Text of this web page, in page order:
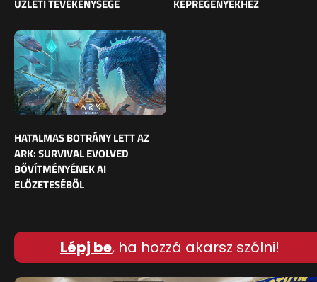
ÜZLETI TEVÉKENYSÉGE
KÉPREGÉNYEKHEZ
HATALMAS BOTRÁNY LETT AZ
ARK: SURVIVAL EVOLVED
BŐVÍTMÉNYÉNEK AI
ELŐZETESÉBŐL
Lépj be, ha hozzá akarsz szólni!